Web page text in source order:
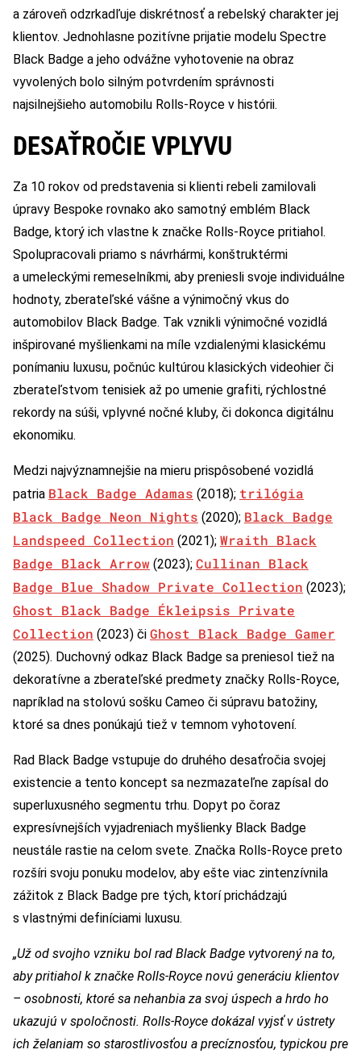
a zároveň odzrkadľuje diskrétnosť a rebelský charakter jej
klientov. Jednohlasne pozitívne prijatie modelu Spectre
Black Badge a jeho odvážne vyhotovenie na obraz
vyvolených bolo silným potvrdením správnosti
najsilnejšieho automobilu Rolls-Royce v histórii.
DESAŤROČIE VPLYVU
Za 10 rokov od predstavenia si klienti rebeli zamilovali
úpravy Bespoke rovnako ako samotný emblém Black
Badge, ktorý ich vlastne k značke Rolls-Royce pritiahol.
Spolupracovali priamo s návrhármi, konštruktérmi
a umeleckými remeselníkmi, aby preniesli svoje individuálne
hodnoty, zberateľské vášne a výnimočný vkus do
automobilov Black Badge. Tak vznikli výnimočné vozidlá
inšpirované myšlienkami na míle vzdialenými klasickému
ponímaniu luxusu, počnúc kultúrou klasických videohier či
zberateľstvom tenisiek až po umenie grafiti, rýchlostné
rekordy na súši, vplyvné nočné kluby, či dokonca digitálnu
ekonomiku.
Medzi najvýznamnejšie na mieru prispôsobené vozidlá
patria Black Badge Adamas (2018); trilógia
Black Badge Neon Nights (2020); Black Badge
Landspeed Collection (2021); Wraith Black
Badge Black Arrow (2023); Cullinan Black
Badge Blue Shadow Private Collection (2023);
Ghost Black Badge Ékleipsis Private
Collection (2023) či Ghost Black Badge Gamer
(2025). Duchovný odkaz Black Badge sa preniesol tiež na
dekoratívne a zberateľské predmety značky Rolls-Royce,
napríklad na stolovú sošku Cameo či súpravu batožiny,
ktoré sa dnes ponúkajú tiež v temnom vyhotovení.
Rad Black Badge vstupuje do druhého desaťročia svojej
existencie a tento koncept sa nezmazateľne zapísal do
superluxusného segmentu trhu. Dopyt po čoraz
expresívnejších vyjadreniach myšlienky Black Badge
neustále rastie na celom svete. Značka Rolls-Royce preto
rozšíri svoju ponuku modelov, aby ešte viac zintenzívnila
zážitok z Black Badge pre tých, ktorí prichádzajú
s vlastnými definíciami luxusu.
„Už od svojho vzniku bol rad Black Badge vytvorený na to,
aby pritiahol k značke Rolls-Royce novú generáciu klientov
– osobnosti, ktoré sa nehanbia za svoj úspech a hrdo ho
ukazujú v spoločnosti. Rolls-Royce dokázal vyjsť v ústrety
ich želaniam so starostlivosťou a precíznosťou, typickou pre